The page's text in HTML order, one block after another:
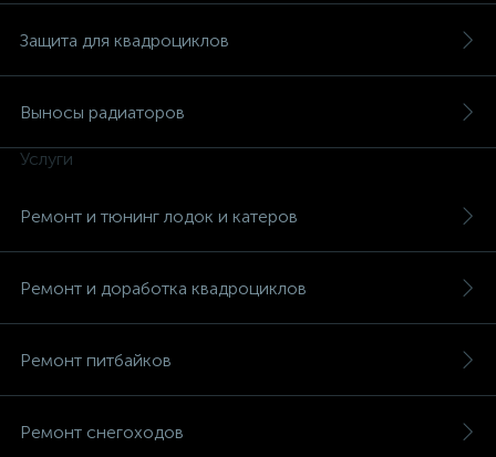
Защита для квадроциклов
Выносы радиаторов
Услуги
Ремонт и тюнинг лодок и катеров
Ремонт и доработка квадроциклов
Ремонт питбайков
Ремонт снегоходов